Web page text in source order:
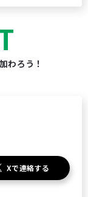
わろう！
Xで連絡する